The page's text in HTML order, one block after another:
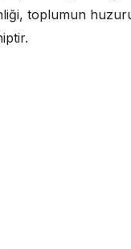
toplumun